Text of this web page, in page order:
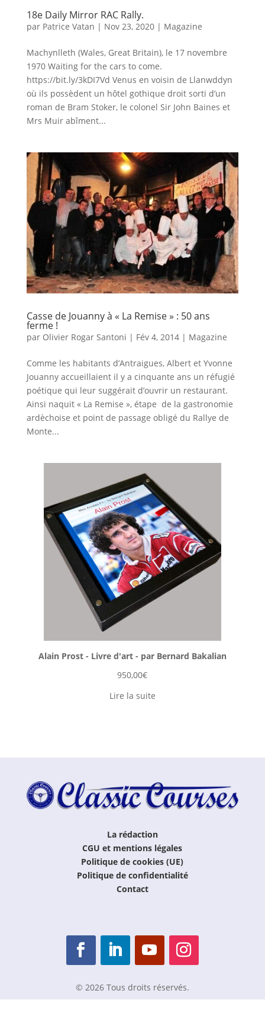
18e Daily Mirror RAC Rally.
par Patrice Vatan | Nov 23, 2020| Magazine
Machynlleth (Wales, Great Britain), le 17 novembre
1970 Waiting for the cars to come.
https://bit.ly/3kDI7Vd Venus en voisin de Llanwddyn
où ils possèdent un hôtel gothique droit sorti d’un
roman de Bram Stoker, le colonel Sir John Baines et
Mrs Muir abîment...
Casse de Jouanny à « La Remise » : 50 ans
ferme !
par Olivier Rogar Santoni | Fév 4, 2014| Magazine
Comme les habitants d’Antraigues, Albert et Yvonne
Jouanny accueillaient il y a cinquante ans un réfugié
poétique qui leur suggérait d’ouvrir un restaurant.
Ainsi naquit « La Remise », étape de la gastronomie
ardèchoise et point de passage obligé du Rallye de
Monte...
Alain Prost - Livre d'art - par Bernard Bakalian
950,00€
Lire la suite
La rédaction
CGU et mentions légales
Politique de cookies (UE)
Politique de confidentialité
Contact
© 2026 Tous droits réservés.